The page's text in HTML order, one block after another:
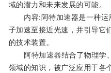
域的潜力和未来发展的可能。
内容:阿特加速器是一种运
子加速至接近光速，并引导它
的技术装置。
阿特加速器结合了物理学
领域的知识，被广泛应用于各